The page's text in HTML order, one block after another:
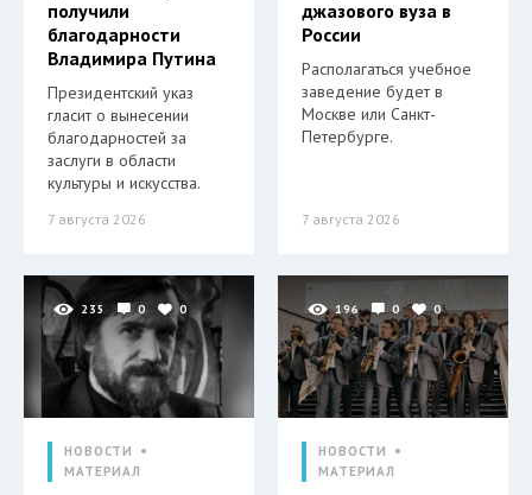
получили
благодарности
Владимира Путина
Президентский указ
гласит о вынесении
благодарностей за
заслуги в области
культуры и искусства.
7 августа 2026
джазового вуза в
России
Располагаться учебное
заведение будет в
Москве или Санкт-
Петербурге.
7 августа 2026
235 0 0
НОВОСТИ
МАТЕРИАЛ
196 0 0
НОВОСТИ
МАТЕРИАЛ